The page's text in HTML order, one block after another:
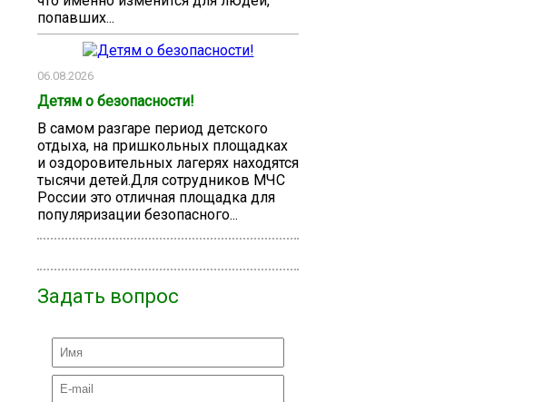
попавших...
06.08.2026
Детям о безопасности!
В самом разгаре период детского
отдыха, на пришкольных площадках
и оздоровительных лагерях находятся
тысячи детей.Для сотрудников МЧС
России это отличная площадка для
популяризации безопасного...
Задать вопрос